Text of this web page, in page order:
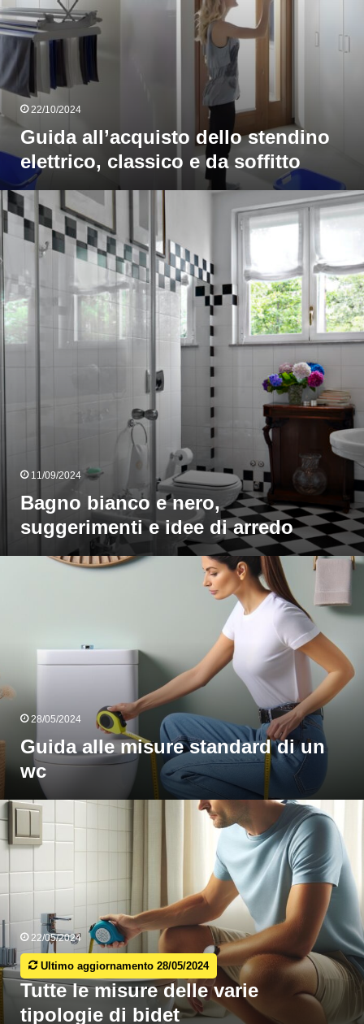
22/10/2024
Guida all’acquisto dello stendino
elettrico, classico e da soffitto
11/09/2024
Bagno bianco e nero,
suggerimenti e idee di arredo
28/05/2024
Guida alle misure standard di un
wc
22/05/2024
Ultimo aggiornamento 28/05/2024
Tutte le misure delle varie
tipologie di bidet